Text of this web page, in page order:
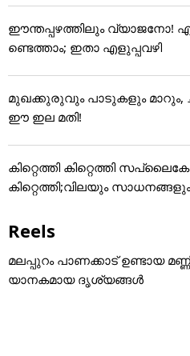
ഈന്തപ്പഴത്തിലും വ്യാജനോ!
ണ്ടെത്താം; ഇതാ എളുപ്പവഴി
മുഖക്കുരുവും പാടുകളും മാറും,
ഈ ഇല മതി!
കിറ്റെത്തി കിറ്റെത്തി
കിറ്റെത്തി;വിലയും
Reels
മലപ്പുറം പാണക്കാട് ഉണ്ടായ
യാനകമായ ദൃശ്യങ്ങൾ